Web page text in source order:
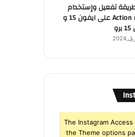
تفعيل وإستخدام
Action mode على ايفون 15 و
The Instagram
the Theme options